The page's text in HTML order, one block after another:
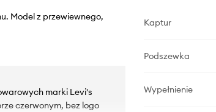
Model z przewiewnego,
marki Levi's
czerwonym, bez logo
Kaptur
Podszewka
Wypełnienie